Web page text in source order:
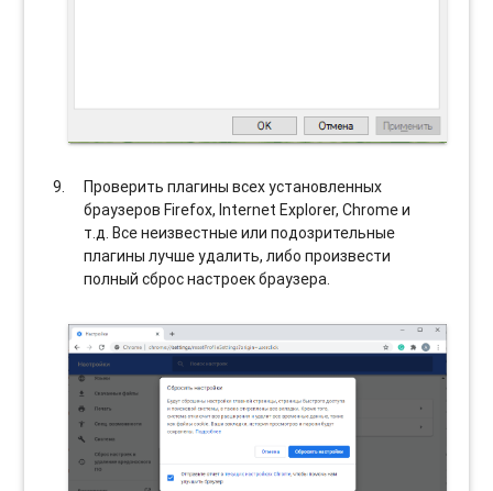
Проверить плагины всех установленных
браузеров Firefox, Internet Explorer, Chrome и
т.д. Все неизвестные или подозрительные
плагины лучше удалить, либо произвести
полный сброс настроек браузера.